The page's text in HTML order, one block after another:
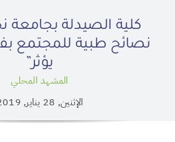
كلية الصيدلة بجامعة
نصائح طبية للمجتمع
يؤثر”
المشهد المحلي
الإثنين, 28 يناير, 2019